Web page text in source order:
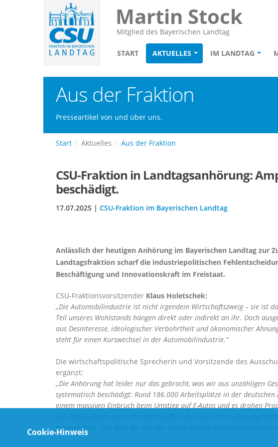
Martin Stock
Mitglied des Bayerischen Landtag
START AKTUELLES IM LANDTAG
Aus der Fraktion
Presseartikel von und über uns.
Start Aktuelles Aus der Fraktion
CSU-Fraktion in Landtagsanhörung:
beschädigt.
17.07.2025 | CSU-Fraktion im Bayerischen Landtag
Anlässlich der heutigen Anhörung im Bayerischen Landtag zur
Landtagsfraktion scharf die industriepolitischen
Beschäftigung und Innovationskraft im Freistaat.
CSU-Fraktionsvorsitzender Klaus Holetschek:
Die Automobilindustrie ist nicht irgendein Wirtschaftszweig – sie ist
Teil unseres Wohlstands hängen direkt oder indirekt an ihr. Doch
aus Desinteresse, ideologischer Verbohrtheit und ökonomischer
steht für einen Kurswechsel in der Automobilindustrie.“
Die wirtschaftspolitische Sprecherin und Vorsitzende des
ergänzt:
Die Anhörung hat leider nur das gebracht, was wir aus unzähligen
systematisch beschädigt: Rund 186.000 Arbeitsplätze in der
einem massiven Einbruch beim Umstieg auf E-Autos und es drohen
auszurichten. Gut, dass wir von der CSU in Bayern im ständigen
Cookie-Hinweis